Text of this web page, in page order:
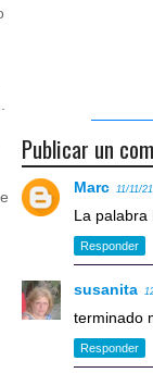
Publicar un
Marc 11/11/
La palabra
Responder
susanita
terminado
Responder